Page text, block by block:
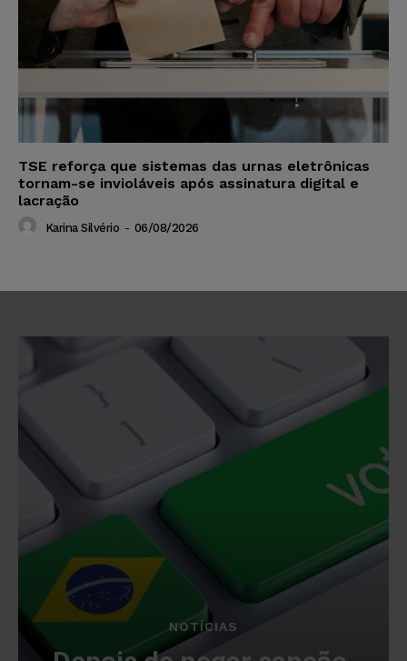
TSE reforça que sistemas das urnas eletrônicas
tornam-se invioláveis após assinatura digital e
lacração
Karina Silvério - 06/08/2026